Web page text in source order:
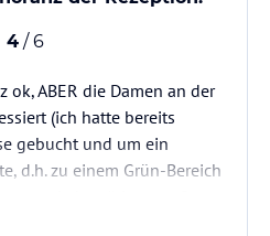
4 / 6
ok, ABER die Damen an der
(ich hatte bereits
gebucht und um ein
d.h. zu einem Grün-Bereich
Zimmer gäbe es